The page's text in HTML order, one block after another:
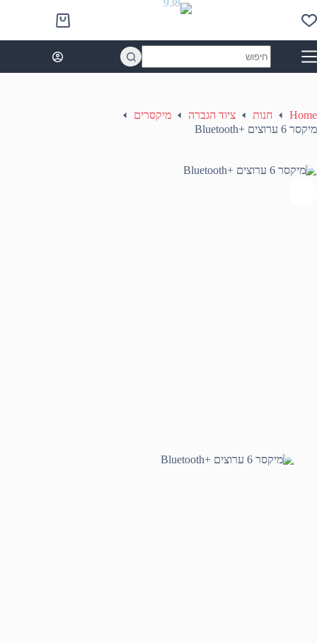
to
content
Shopping
cart
results
Home חנות ציוד הגברה
מיקסרים
מיקסר 6 ערוצים +Bluetooth